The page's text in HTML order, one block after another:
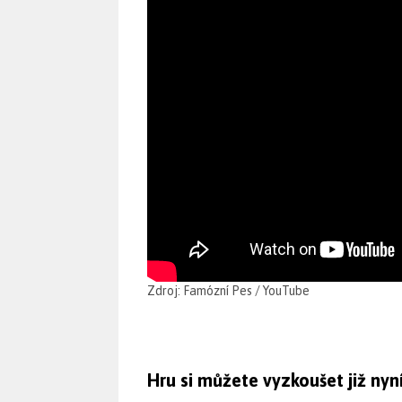
Zdroj: Famózní Pes / YouTube
Hru si můžete vyzkoušet již